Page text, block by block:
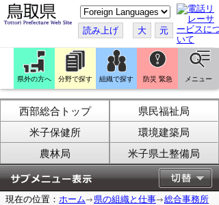
こ
の
ペ
ー
ジ
翻
訳
す
る
読み上げ 大 元
県外の方へ 分野で探す 組織で探す 防災 緊急 メニュー
西部総合トップ
県民福祉局
米子保健所
環境建築局
農林局
米子県土整備局
現在の位置： ホーム 県の組織と仕事
総合事務所